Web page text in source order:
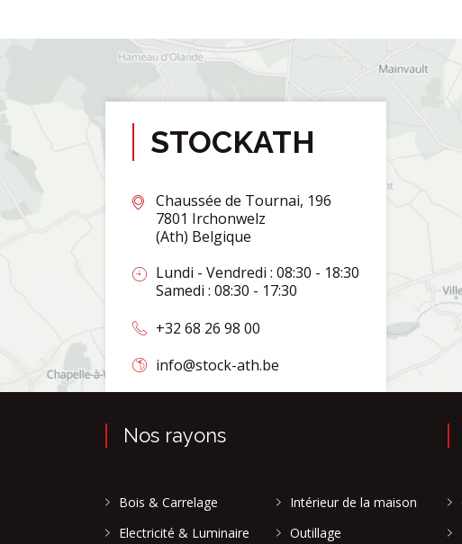
STOCKATH
Chaussée de Tournai, 196
7801 Irchonwelz
(Ath) Belgique
Lundi - Vendredi : 08:30 - 18:30
Samedi : 08:30 - 17:30
+32 68 26 98 00
info@stock-ath.be
Nos rayons
Bois & Carrelage
Electricité & Luminaire
Intérieur de la maison
Outillage